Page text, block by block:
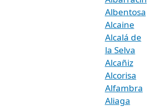
Albentosa
Alcaine
Alcalá de
la Selva
Alcañiz
Alcorisa
Alfambra
Aliaga